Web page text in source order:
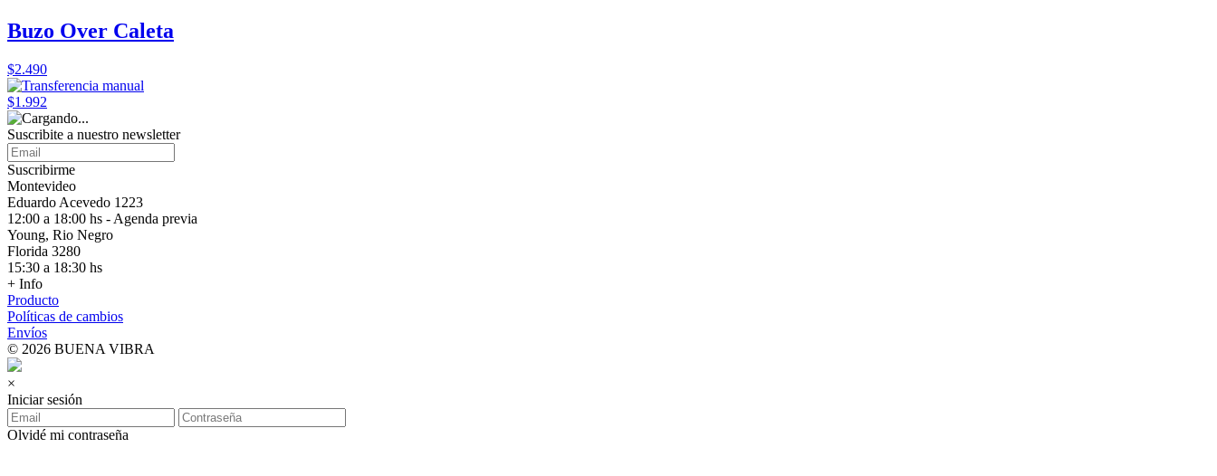
Buzo Over Caleta
$2.490
$1.992
Suscribite a nuestro newsletter
Suscribirme
Montevideo
Eduardo Acevedo 1223
12:00 a 18:00 hs - Agenda previa
Young, Rio Negro
Florida 3280
15:30 a 18:30 hs
+ Info
Producto
Políticas de cambios
Envíos
© 2026 BUENA VIBRA
×
Iniciar sesión
Olvidé mi contraseña